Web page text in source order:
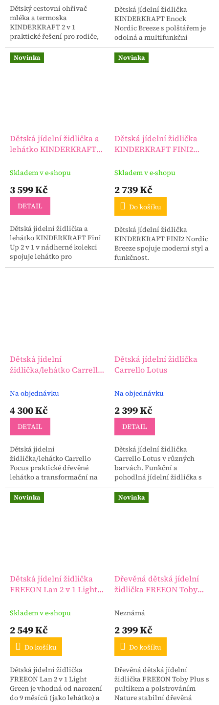
Dětský cestovní ohřívač
mléka a termoska
KINDERKRAFT 2 v 1
praktické řešení pro rodiče,
kteří chtějí mít plnou
kontrolu nad teplotou mléka
nebo vody, kdykoli ji
Dětská jídelní židlička
KINDERKRAFT Enock
Nordic Breeze s polštářem je
odolná a multifunkční
jídelní židlička, která díky
možnosti nastavení a pevné
konstrukci slouží dítěti od...
Novinka
Dětská jídelní židlička a
lehátko KINDERKRAFT
Skladem v e-shopu
3 599 Kč
DETAIL
Dětská jídelní židlička a
lehátko KINDERKRAFT Fini
Up 2 v 1 v nádherné kolekci
spojuje lehátko pro
nejmenší, jídelní židličku a
Novinka
Dětská jídelní židlička
KINDERKRAFT FINI2
Skladem v e-shopu
2 739 Kč
Do košíku
Dětská jídelní židlička
KINDERKRAFT FINI2 Nordic
Breeze spojuje moderní styl a
funkčnost.
Dětská jídelní
židlička/lehátko Carrello
Na objednávku
4 300 Kč
DETAIL
Dětská jídelní
židlička/lehátko Carrello
Focus praktické dřevěné
lehátko a transformační na
jídelní židličku, která roste s
vaším dítětem!
Dětská jídelní židlička
Carrello Lotus
Na objednávku
2 399 Kč
DETAIL
Dětská jídelní židlička
Carrello Lotus v různých
barvách. Funkční a
pohodlná jídelní židlička s
moderním, minimalistickým
designem. Součástí je hrazda
s hračkami.
Novinka
Dětská jídelní židlička
FREEON Lan 2 v 1 Light
Skladem v e-shopu
2 549 Kč
Do košíku
Dětská jídelní židlička
FREEON Lan 2 v 1 Light
Green je vhodná od narození
do 9 měsíců (jako lehátko) a
Novinka
Dřevěná dětská jídelní
židlička FREEON Toby
polstrováním Nature
Neznámá
2 399 Kč
Do košíku
Dřevěná dětská jídelní
židlička FREEON Toby Plus s
pultíkem a polstrováním
Nature stabilní dřevěná